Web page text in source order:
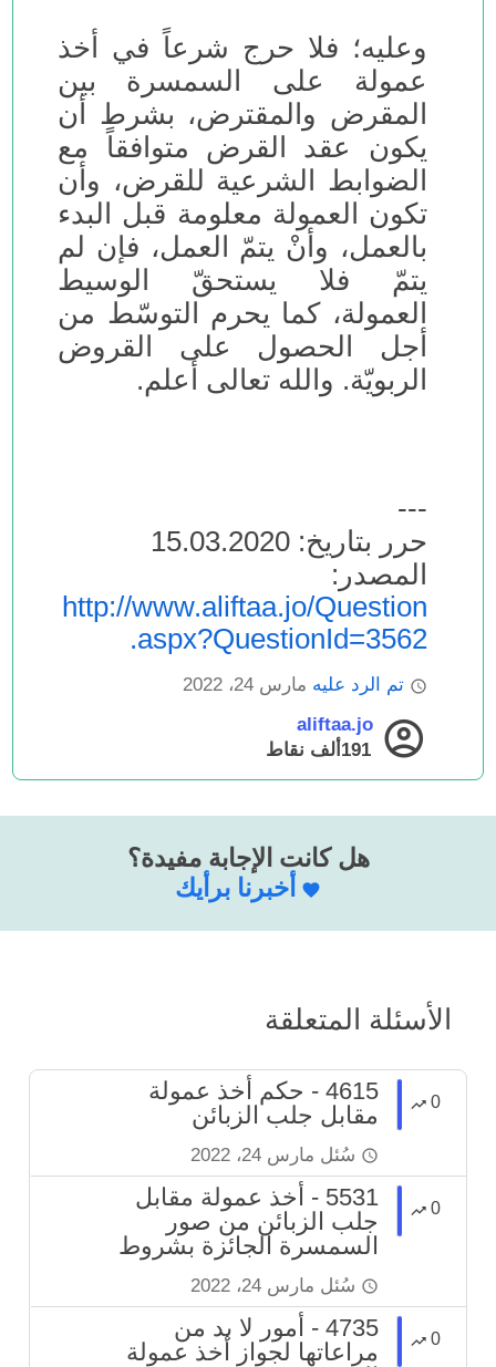
وعليه؛ فلا حرج شرعاً في أخذ
عمولة على السمسرة بين
المقرض والمقترض، بشرط أن
يكون عقد القرض متوافقاً مع
الضوابط الشرعية للقرض، وأن
تكون العمولة معلومة قبل البدء
بالعمل، وأنْ يتمّ العمل، فإن لم
يتمّ فلا يستحقّ الوسيط
العمولة، كما يحرم التوسّط من
أجل الحصول على القروض
الربويّة. والله تعالى أعلم.
---
حرر بتاريخ: 15.03.2020
المصدر:
http://www.aliftaa.jo/Question
.aspx?QuestionId=3562
تم الرد عليه مارس 24، 2022
aliftaa.jo
191ألف
نقاط
هل كانت الإجابة مفيدة؟
أخبرنا برأيك
الأسئلة المتعلقة
0
4615 - حكم أخذ عمولة
مقابل جلب الزبائن
سُئل مارس 24، 2022
0
5531 - أخذ عمولة مقابل
جلب الزبائن من صور
السمسرة الجائزة بشروط
سُئل مارس 24، 2022
0
4735 - أمور لا بد من
مراعاتها لجواز أخذ عمولة